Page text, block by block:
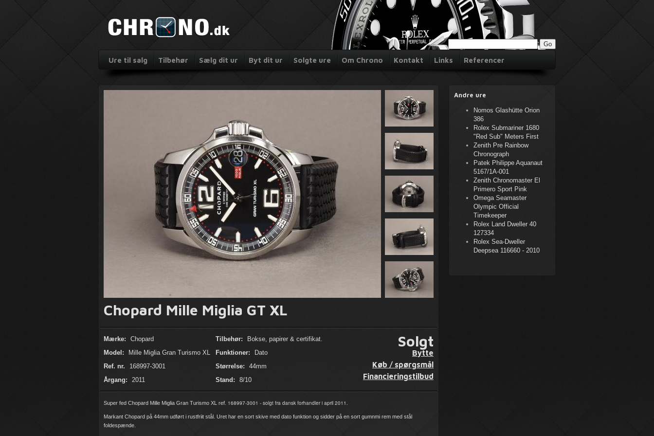
Ure til salg Tilbehør Sælg dit ur Byt dit ur Solgte ure Om Chrono Kontakt Links Referencer
Chopard Mille Miglia GT XL
Mærke:
Chopard
Model:
Mille Miglia Gran Turismo XL
Ref. nr.
168997-3001
Årgang:
2011
Tilbehør:
Bokse, papirer & certifikat.
Funktioner:
Dato
Størrelse:
44mm
Stand:
8/10
Solgt
Bytte
Køb / spørgsmål
Financieringstilbud
Super fed Chopard Mille Miglia Gran Turismo XL ref. 168997-3001 - solgt fra dansk forhandler i april 2011.
Markant Chopard på 44mm udført i rustfriit stål. Uret har en sort skive med dato funktion og sidder på en sort gumnmi rem med stål
foldespænde.
Andre ure
Nomos Glashütte Orion
386
Rolex Submariner 1680
"Red Sub" Meters First
Zenith Pre Rainbow
Chronograph
Patek Philippe Aquanaut
5167/1A-001
Zenith Chronomaster El
Primero Sport Pink
Omega Seamaster
Olympic Official
Timekeeper
Rolex Land Dweller 40
127334
Rolex Sea-Dweller
Deepsea 116660 - 2010